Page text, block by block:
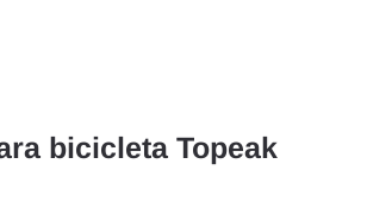
bicicleta Topeak